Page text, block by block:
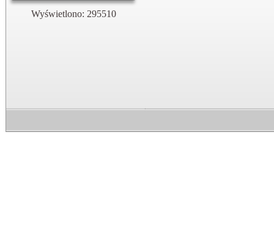
Wyświetlono: 295510